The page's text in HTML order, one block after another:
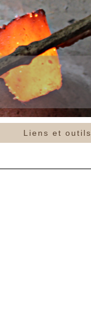
Liens et outils